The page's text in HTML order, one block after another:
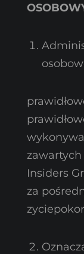
Insiders
za